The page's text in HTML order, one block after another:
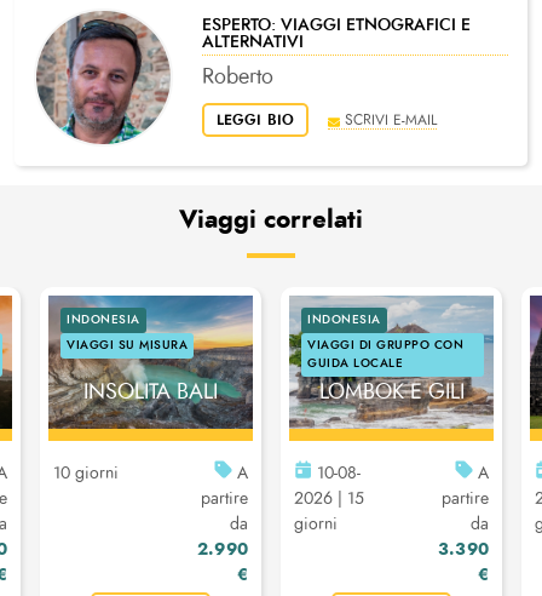
ESPERTO: VIAGGI ETNOGRAFICI E
ALTERNATIVI
Roberto
SCRIVI E-MAIL
LEGGI BIO
Viaggi correlati
INDONESIA
VIAGGI SU MISURA
INSOLITA BALI
10 giorni
A
partire
da
2.990
€
INDONESIA
VIAGGI DI GRUPPO CON
GUIDA LOCALE
TOUR BALI,
LOMBOK E GILI
10-08-
2026 | 15
giorni
A
partire
da
3.390
€